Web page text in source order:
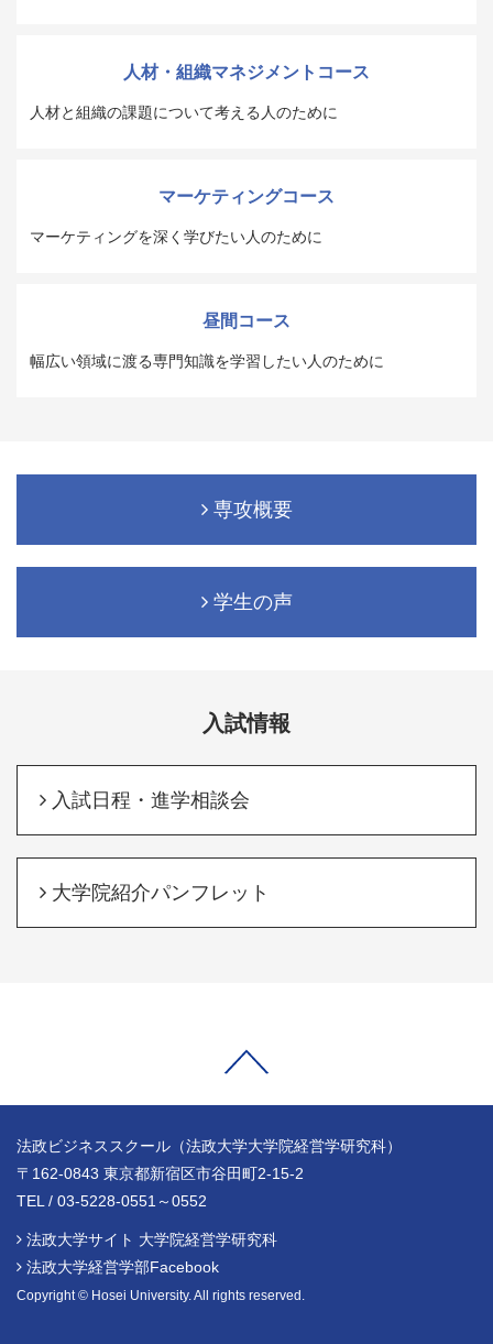
人材・組織マネジメントコース
人材と組織の課題について考える人のために
マーケティングコース
マーケティングを深く学びたい人のために
昼間コース
幅広い領域に渡る専門知識を学習したい人のために
専攻概要
学生の声
入試情報
入試日程・進学相談会
大学院紹介パンフレット
法政ビジネススクール（法政大学大学院経営学研究科）
〒162-0843 東京都新宿区市谷田町2-15-2
TEL / 03-5228-0551～0552
法政大学サイト 大学院経営学研究科
法政大学経営学部Facebook
Copyright © Hosei University. All rights reserved.